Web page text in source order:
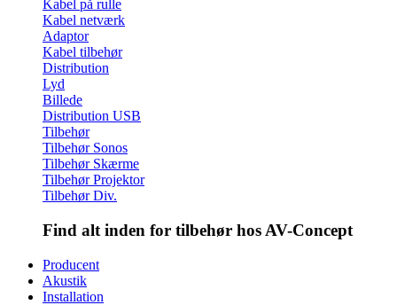
Kabel på rulle
Kabel netværk
Adaptor
Kabel tilbehør
Distribution
Lyd
Billede
Distribution USB
Tilbehør
Tilbehør Sonos
Tilbehør Skærme
Tilbehør Projektor
Tilbehør Div.
Find alt inden for tilbehør hos AV-Concept
Producent
Akustik
Installation